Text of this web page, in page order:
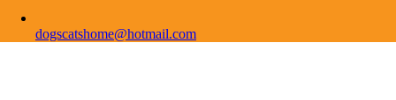
dogscatshome@hotmail.com